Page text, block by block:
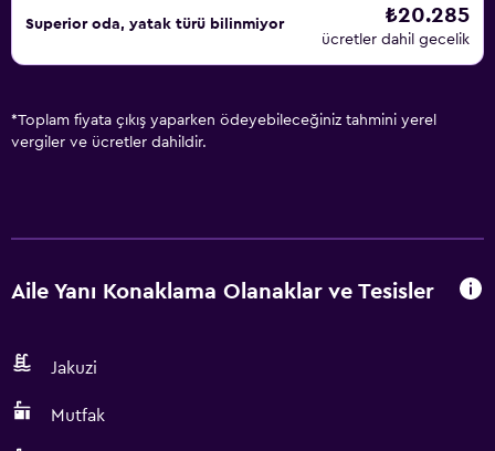
Superior oda, yatak türü bilinmiyor ₺20.285
ücretler dahil gecelik
*Toplam fiyata çıkış yaparken ödeyebileceğiniz tahmini yerel
vergiler ve ücretler dahildir.
Aile Yanı Konaklama Olanaklar ve Tesisler
Jakuzi
Mutfak